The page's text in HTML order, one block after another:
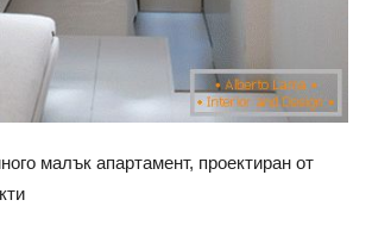
малък апартамент, проектиран от